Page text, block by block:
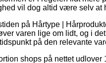
vil dog altid være selv at
på Hårtype |
varen lige om lidt, og i
på den relevante
shops på nettet